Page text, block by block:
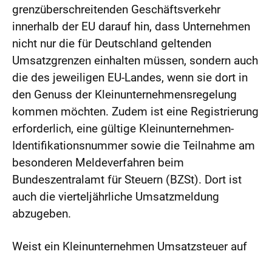
grenzüberschreitenden Geschäftsverkehr
innerhalb der EU darauf hin, dass Unternehmen
nicht nur die für Deutschland geltenden
Umsatzgrenzen einhalten müssen, sondern auch
die des jeweiligen EU-Landes, wenn sie dort in
den Genuss der Kleinunternehmensregelung
kommen möchten. Zudem ist eine Registrierung
erforderlich, eine gültige Kleinunternehmen-
Identifikationsnummer sowie die Teilnahme am
besonderen Meldeverfahren beim
Bundeszentralamt für Steuern (BZSt). Dort ist
auch die vierteljährliche Umsatzmeldung
abzugeben.
Weist ein Kleinunternehmen Umsatzsteuer auf